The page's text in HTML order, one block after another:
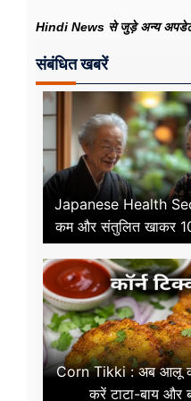
Hindi News से जुड़े अन्य अपडेट
संबंधित खबरें
Japanese Health
कम और संतुलित खाकर
Corn Tikki : अब आलू
करें टाटा-बाय और